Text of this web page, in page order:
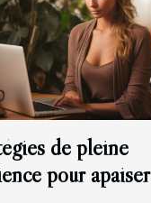
de pleine
pour apaiser